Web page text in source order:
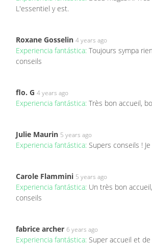
L'essentiel y est.
Roxane Gosselin 4 years ago
Experiencia fantástica: Toujours sympa
conseils
flo. G 4 years ago
Experiencia fantástica: Très bon accueil,
Julie Maurin 5 years ago
Experiencia fantástica: Supers conseils !
Carole Flammini 5 years ago
Experiencia fantástica: Un très bon
conseils
fabrice archer 6 years ago
Experiencia fantástica: Super accueil et